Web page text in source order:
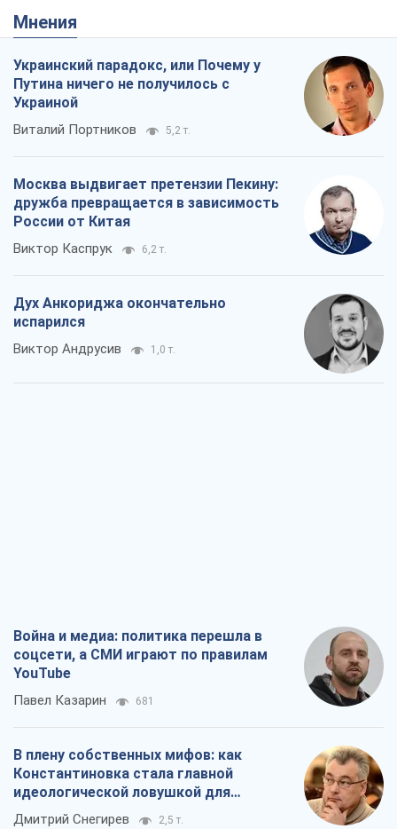
Мнения
Украинский парадокс, или Почему у
Путина ничего не получилось с
Украиной
Виталий Портников 5,2 т.
Москва выдвигает претензии Пекину:
дружба превращается в зависимость
России от Китая
Виктор Каспрук 6,2 т.
Дух Анкориджа окончательно
испарился
Виктор Андрусив 1,0 т.
Война и медиа: политика перешла в
соцсети, а СМИ играют по правилам
YouTube
Павел Казарин 681
В плену собственных мифов: как
Константиновка стала главной
идеологической ловушкой для
российских оккупантов
Дмитрий Снегирев 2,5 т.